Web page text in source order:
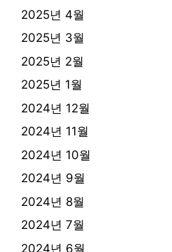
2025년 4월
2025년 3월
2025년 2월
2025년 1월
2024년 12월
2024년 11월
2024년 10월
2024년 9월
2024년 8월
2024년 7월
2024년 6월